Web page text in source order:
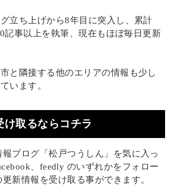
立ち上げから8年目に突入し、累計
記事以上を執筆、現在もほぼ毎日更新
と隣接する他のエリアの情報も少し
います。
取るならコチラ
ブログ「松戸つうしん」を気に入っ
、feedly のいずれかをフォロー
新情報を受け取る事ができます。